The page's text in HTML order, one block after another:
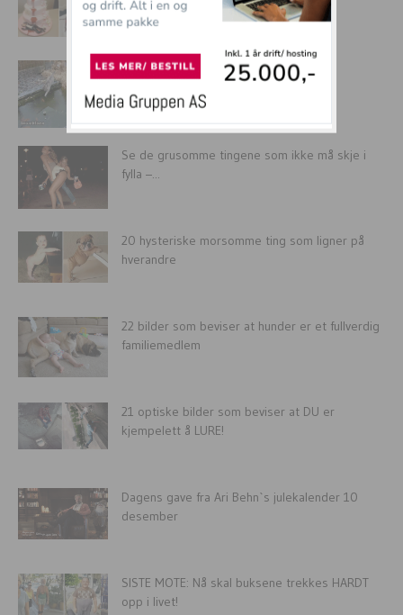
Dyr på glattisen
Se de grusomme tingene som ikke må skje i
fylla –...
20 hysteriske morsomme ting som ligner på
hverandre
22 bilder som beviser at hunder er et fullverdig
familiemedlem
21 optiske bilder som beviser at DU er
kjempelett å LURE!
Dagens gave fra Ari Behn`s julekalender 10
desember
SISTE MOTE: Nå skal buksene trekkes HARDT
opp i livet!